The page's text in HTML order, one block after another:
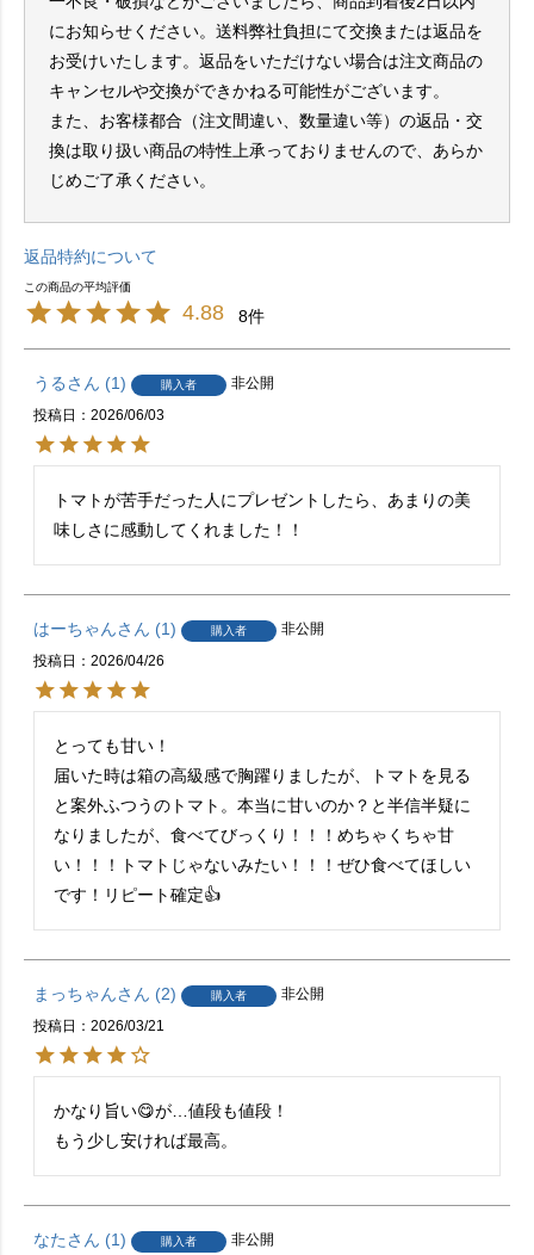
にお知らせください。送料弊社負担にて交換または返品を
お受けいたします。返品をいただけない場合は注文商品の
キャンセルや交換ができかねる可能性がございます。
また、お客様都合（注文間違い、数量違い等）の返品・交
換は取り扱い商品の特性上承っておりませんので、あらか
じめご了承ください。
返品特約について
4.88 8
うる 1 購入者
非公開
投稿日
2026/06/03
トマトが苦手だった人にプレゼントしたら、あまりの美
味しさに感動してくれました！！
はーちゃん 1 購入者
非公開
投稿日
2026/04/26
とっても甘い！
届いた時は箱の高級感で胸躍りましたが、トマトを見る
と案外ふつうのトマト。本当に甘いのか？と半信半疑に
なりましたが、食べてびっくり！！！めちゃくちゃ甘
い！！！トマトじゃないみたい！！！ぜひ食べてほしい
です！リピート確定👍
まっちゃん 2 購入者
非公開
投稿日
2026/03/21
かなり旨い😋が…値段も値段！
もう少し安ければ最高。
なた 1 購入者
非公開